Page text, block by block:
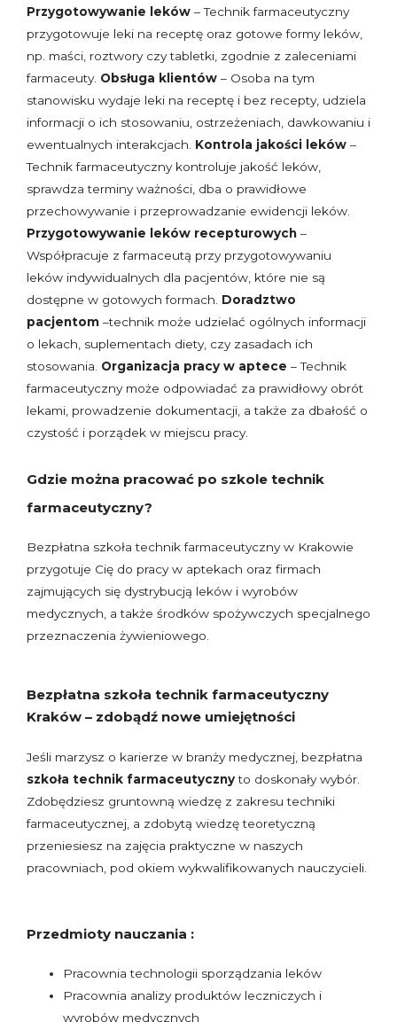
Przygotowywanie leków – Technik farmaceutyczny
przygotowuje leki na receptę oraz gotowe formy leków,
np. maści, roztwory czy tabletki, zgodnie z zaleceniami
farmaceuty. Obsługa klientów – Osoba na tym
stanowisku wydaje leki na receptę i bez recepty, udziela
informacji o ich stosowaniu, ostrzeżeniach, dawkowaniu i
ewentualnych interakcjach. Kontrola jakości leków –
Technik farmaceutyczny kontroluje jakość leków,
sprawdza terminy ważności, dba o prawidłowe
przechowywanie i przeprowadzanie ewidencji leków.
Przygotowywanie leków recepturowych –
Współpracuje z farmaceutą przy przygotowywaniu
leków indywidualnych dla pacjentów, które nie są
dostępne w gotowych formach. Doradztwo
pacjentom –technik może udzielać ogólnych informacji
o lekach, suplementach diety, czy zasadach ich
stosowania. Organizacja pracy w aptece – Technik
farmaceutyczny może odpowiadać za prawidłowy obrót
lekami, prowadzenie dokumentacji, a także za dbałość o
czystość i porządek w miejscu pracy.
Gdzie można pracować po szkole technik
farmaceutyczny?
Bezpłatna szkoła technik farmaceutyczny w Krakowie
przygotuje Cię do pracy w aptekach oraz firmach
zajmujących się dystrybucją leków i wyrobów
medycznych, a także środków spożywczych specjalnego
przeznaczenia żywieniowego.
Bezpłatna szkoła technik farmaceutyczny
Kraków – zdobądź nowe umiejętności
Jeśli marzysz o karierze w branży medycznej, bezpłatna
szkoła technik farmaceutycznyto doskonały wybór.
Zdobędziesz gruntowną wiedzę z zakresu techniki
farmaceutycznej, a zdobytą wiedzę teoretyczną
przeniesiesz na zajęcia praktyczne w naszych
pracowniach, pod okiem wykwalifikowanych nauczycieli.
Przedmioty nauczania :
Pracownia technologii sporządzania leków
Pracownia analizy produktów leczniczych i
wyrobów medycznych